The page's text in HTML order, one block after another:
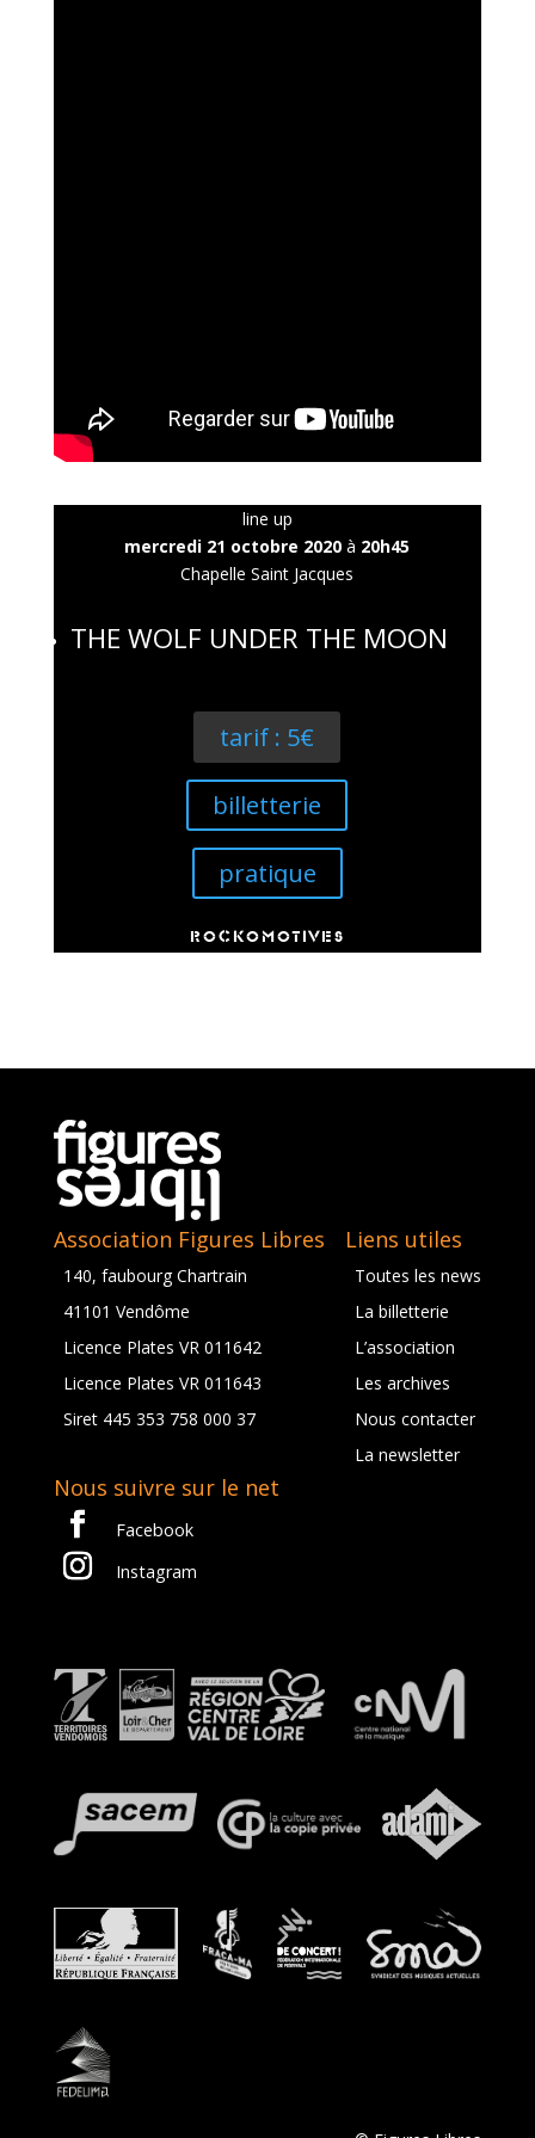
line up
mercredi 21 octobre 2020 à 20h45
Chapelle Saint Jacques
THE WOLF UNDER THE MOON
tarif : 5€
billetterie
pratique
ROCKOMOTIVES
Association Figures Libres
140, faubourg Chartrain
41101 Vendôme
Licence Plates VR 011642
Licence Plates VR 011643
Siret 445 353 758 000 37
Liens utiles
Toutes les news
La billetterie
L’association
Les archives
Nous contacter
La newsletter
Nous suivre sur le net
Facebook
Instagram